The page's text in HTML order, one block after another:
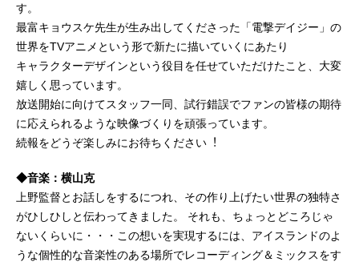
す。
最富キョウスケ先生が生み出してくださった「電撃デイジー」の
世界をTVアニメという形で新たに描いていくにあたり
キャラクターデザインという役目を任せていただけたこと、大変
嬉しく思っています。
放送開始に向けてスタッフ一同、試行錯誤でファンの皆様の期待
に応えられるような映像づくりを頑張っています。
続報をどうぞ楽しみにお待ちください︕
◆音楽：横山克
上野監督とお話しをするにつれ、その作り上げたい世界の独特さ
がひしひしと伝わってきました。 それも、ちょっとどころじゃ
ないくらいに・・・この想いを実現するには、アイスランドのよ
うな個性的な音楽性のある場所でレコーディング＆ミックスをす